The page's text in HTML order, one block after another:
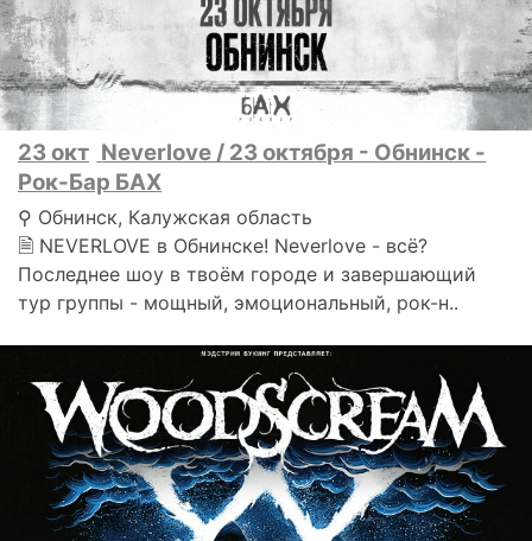
23 окт Neverlove / 23 октября - Обнинск -
Рок-Бар БАХ
⚲ Обнинск, Калужская область
🗎 NEVERLOVE в Обнинске! Neverlove - всё?
Последнее шоу в твоём городе и завершающий
тур группы - мощный, эмоциональный, рок-н..